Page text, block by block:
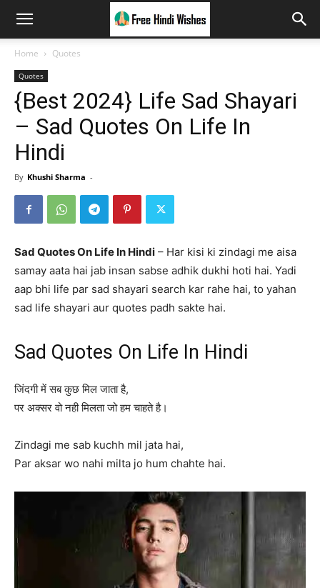
Home Quotes
Quotes
{Best 2024} Life Sad Shayari
– Sad Quotes On Life In
Hindi
By Khushi Sharma -
Sad Quotes On Life In Hindi – Har kisi ki zindagi me aisa
samay aata hai jab insan sabse adhik dukhi hoti hai. Yadi
aap bhi life par sad shayari search kar rahe hai, to yahan
sad life shayari aur quotes padh sakte hai.
Sad Quotes On Life In Hindi
जिंदगी में सब कुछ मिल जाता है,
पर अक्सर वो नही मिलता जो हम चाहते है।
Zindagi me sab kuchh mil jata hai,
Par aksar wo nahi milta jo hum chahte hai.